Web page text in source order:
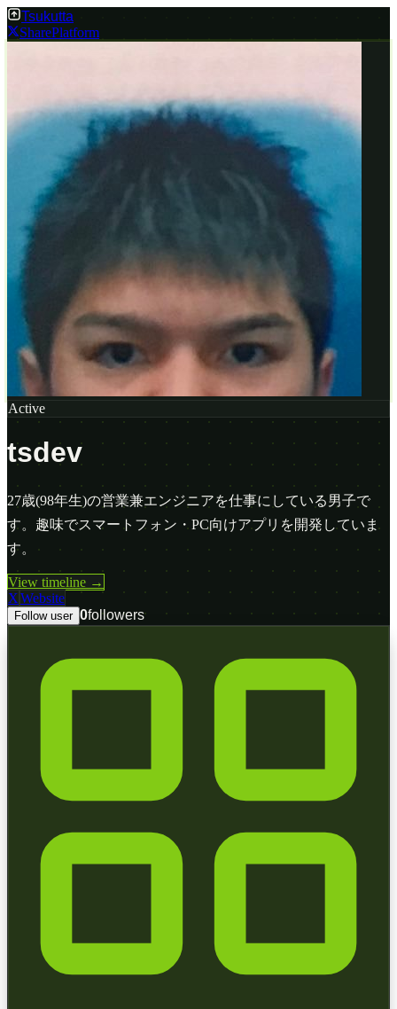
Tsukutta
SharePlatform
Active
tsdev
27歳(98年生)の営業兼エンジニアを仕事にしている男子で
す。趣味でスマートフォン・PC向けアプリを開発していま
す。
View timeline →
XWebsite
Follow user 0followers